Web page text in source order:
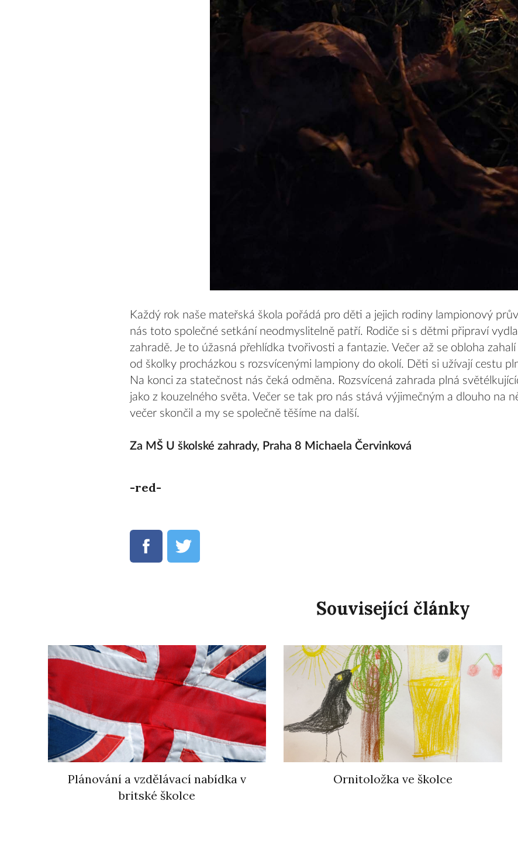
Každý rok naše mateřská škola pořádá pro děti a jejich rodiny lampionový
nás toto společné setkání neodmyslitelně patří. Rodiče si s dětmi připraví
zahradě. Je to úžasná přehlídka tvořivosti a fantazie. Večer až se obloha
od školky procházkou s rozsvícenými lampiony do okolí. Děti si užívají cestu
Na konci za statečnost nás čeká odměna. Rozsvícená zahrada plná
jako z kouzelného světa. Večer se tak pro nás stává výjimečným a dlouho na
večer skončil a my se společně těšíme na další.
Za MŠ U školské zahrady, Praha 8 Michaela Červinková
-red-
Související články
Plánování a vzdělávací nabídka v
britské školce
Ornitoložka ve školce